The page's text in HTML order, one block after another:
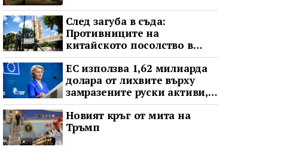
След загуба в съда:
Противниците на
китайското посолство в
Лондон обжалват
ЕС използва 1,62 милиарда
долара от лихвите върху
замразените руски активи,
за да подкрепи Украйна
Новият кръг от мита на
Тръмп